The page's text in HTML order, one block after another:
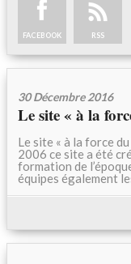
FACEBOOK RSS
30 Décembre 2016
Le site « à la
Le site « à la force
2006 ce site a été
formation de
équipes également